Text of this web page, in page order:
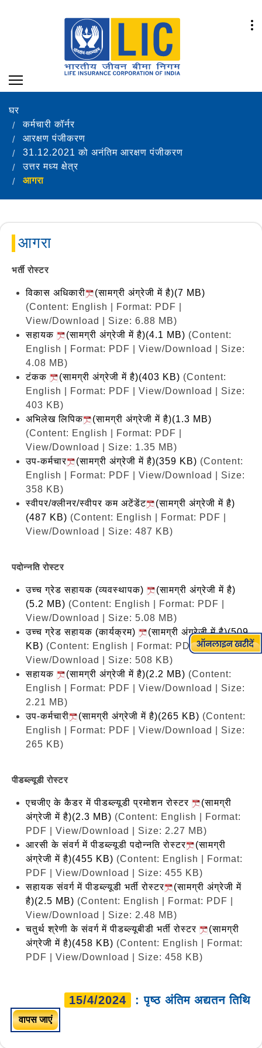
घर
कर्मचारी कॉर्नर
आरक्षण पंजीकरण
31.12.2021 को अनंतिम आरक्षण पंजीकरण
उत्तर मध्य क्षेत्र
आगरा
आगरा
भर्ती रोस्टर
विकास अधिकारी
(सामग्री अंग्रेजी में है)(7 MB)
(Content: English | Format: PDF |
View/Download | Size: 6.88 MB)
सहायक
(सामग्री अंग्रेजी में है)(4.1 MB) (Content:
English | Format: PDF | View/Download | Size:
4.08 MB)
टंकक
(सामग्री अंग्रेजी में है)(403 KB) (Content:
English | Format: PDF | View/Download | Size:
403 KB)
अभिलेख लिपिक
(सामग्री अंग्रेजी में है)(1.3 MB)
(Content: English | Format: PDF |
View/Download | Size: 1.35 MB)
उप-कर्मचार
(सामग्री अंग्रेजी में है)(359 KB) (Content:
English | Format: PDF | View/Download | Size:
358 KB)
स्वीपर/क्लीनर/स्वीपर कम अटेंडेंट
(सामग्री अंग्रेजी में है)
(487 KB) (Content: English | Format: PDF |
View/Download | Size: 487 KB)
पदोन्नति रोस्टर
उच्च ग्रेड सहायक (व्यवस्थापक)
(सामग्री अंग्रेजी में है)
(5.2 MB) (Content: English | Format: PDF |
View/Download | Size: 5.08 MB)
उच्च ग्रेड सहायक (कार्यक्रम)
(सामग्री अंग्रेजी में है)(509
KB) (Content: English | Format: PDF |
View/Download | Size: 508 KB)
सहायक
(सामग्री अंग्रेजी में है)(2.2 MB) (Content:
English | Format: PDF | View/Download | Size:
2.21 MB)
उप-कर्मचारी
(सामग्री अंग्रेजी में है)(265 KB) (Content:
English | Format: PDF | View/Download | Size:
265 KB)
पीडब्ल्यूडी रोस्टर
एचजीए के कैडर में पीडब्ल्यूडी प्रमोशन रोस्टर
(सामग्री
अंग्रेजी में है)(2.3 MB) (Content: English | Format:
PDF | View/Download | Size: 2.27 MB)
आरसी के संवर्ग में पीडब्ल्यूडी पदोन्नति रोस्टर
(सामग्री
अंग्रेजी में है)(455 KB) (Content: English | Format:
PDF | View/Download | Size: 455 KB)
सहायक संवर्ग में पीडब्ल्यूडी भर्ती रोस्टर
(सामग्री अंग्रेजी में
है)(2.5 MB) (Content: English | Format: PDF |
View/Download | Size: 2.48 MB)
चतुर्थ श्रेणी के संवर्ग में पीडब्ल्यूबीडी भर्ती रोस्टर
(सामग्री
अंग्रेजी में है)(458 KB) (Content: English | Format:
PDF | View/Download | Size: 458 KB)
15/4/2024 : पृष्ठ अंतिम अद्यतन तिथि
वापस जाएं